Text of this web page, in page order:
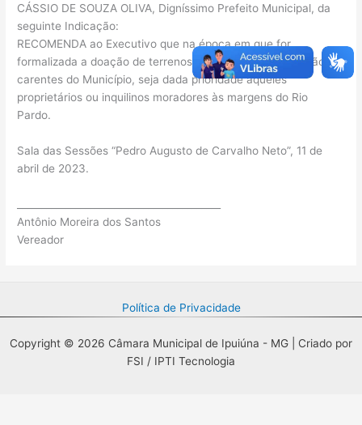
CÁSSIO DE SOUZA OLIVA, Digníssimo Prefeito Municipal, da
seguinte Indicação:
RECOMENDA ao Executivo que na época em que for
formalizada a doação de terrenos do loteamento à cidadãos
carentes do Município, seja dada prioridade aqueles
proprietários ou inquilinos moradores às margens do Rio
Pardo.
Sala das Sessões “Pedro Augusto de Carvalho Neto”, 11 de
abril de 2023.
Antônio Moreira dos Santos
Vereador
Política de Privacidade
Copyright © 2026 Câmara Municipal de Ipuiúna - MG | Criado por
FSI / IPTI Tecnologia